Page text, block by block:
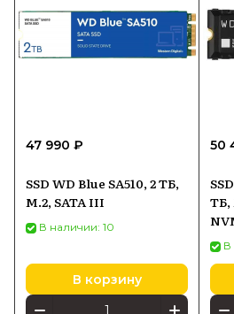
47 990 ₽
SSD WD Blue SA510, 2 ТБ,
M.2, SATA III
В наличии: 10
В корзину
50
ТБ,
В